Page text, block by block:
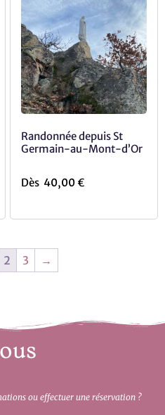
Randonnée depuis St
Germain-au-Mont-d’Or
Dès 40,00€
2 3 →
ou effectuer une réservation ?